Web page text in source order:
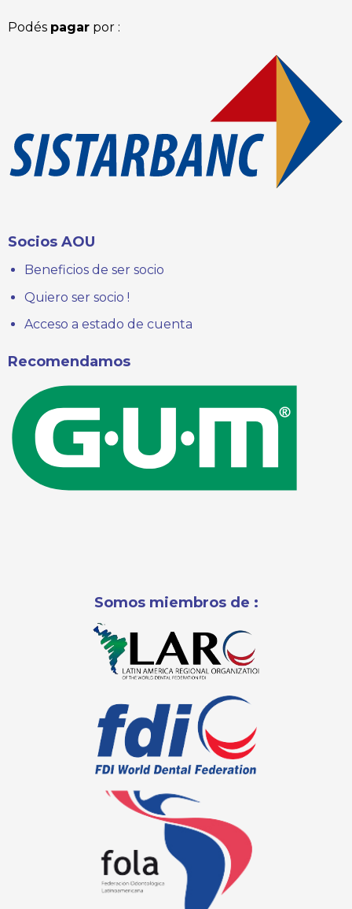
Podés pagarpor :
Socios AOU
Beneficios de ser socio
Quiero ser socio !
Acceso a estado de cuenta
Recomendamos
Somos miembros de :